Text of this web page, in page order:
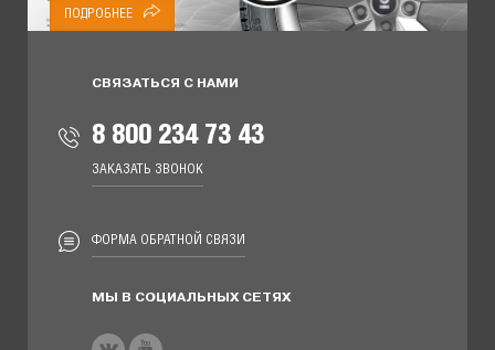
ПОДРОБНЕЕ
СВЯЗАТЬСЯ С НАМИ
8 800 234 73 43
ЗАКАЗАТЬ ЗВОНОК
ФОРМА ОБРАТНОЙ СВЯЗИ
МЫ В СОЦИАЛЬНЫХ СЕТЯХ